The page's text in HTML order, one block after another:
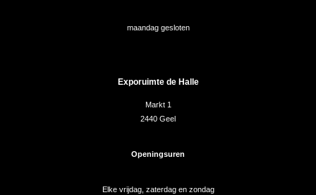
maandag gesloten
Exporuimte de Halle
Markt 1
2440 Geel
Openingsuren
Elke vrijdag, zaterdag en zondag